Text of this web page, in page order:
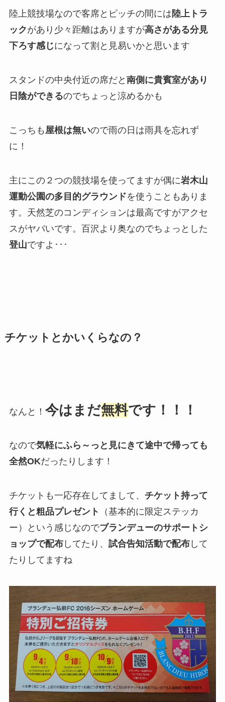
陸上競技場なので客席とピッチの間には陸上トラ
ックがあり少々距離はありますが高さがある分見
下ろす感じになって割と見易いかと思います
スタンドの中央付近の席だと 南側に貴賓室があり
日陰ができるのでちょっと涼めるかも
こっちも 屋根は無いので雨の日は雨具を忘れず
に！
主にこの２つの競技場を使ってますが偶に岩木山
運動公園の多目的グラウンドを使うこともありま
す。天然芝のコンディションは最高ですがアクセ
スがヤバいです。百沢より奥なのでちょっとした
登山ですよ･･･
チケットとかいくらなの？
なんと！ 今はまだ無料です！！！
なので気軽にふら～っと見にきて途中で帰っても
全然OKだったりします！
チケットも一応存在してまして、 チケット持って
行くと粗品プレゼント
（基本的に限定ステッカ
ー）という感じなのでブランデューのサポートシ
ョップで配布してたり、 試合告知活動で配布して
たりしてますね